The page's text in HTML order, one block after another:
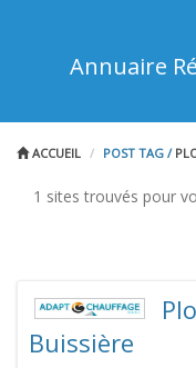
Annuaire
ACCUEIL POST TAG /
1 sites trouvés pour
Buissière